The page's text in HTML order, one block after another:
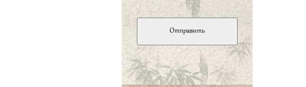
вступает ни с кем в
сговор».
子曰、士志於道、而
耻恶衣恶食者、未足
与议也。«Кто
устремляется к пути, но